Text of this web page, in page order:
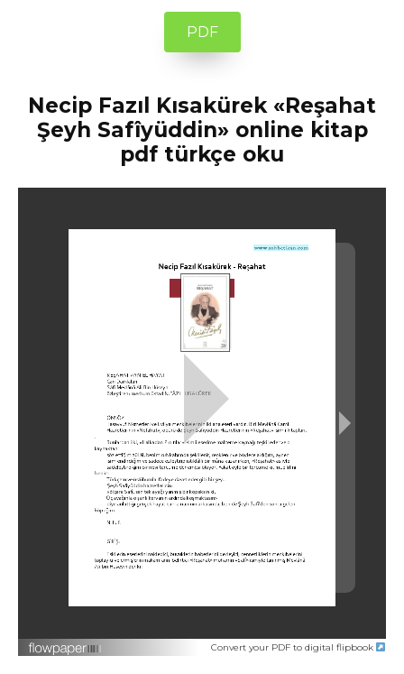
PDF
Necip Fazıl Kısakürek «Reşahat
Şeyh Safîyüddin» online kitap
pdf türkçe oku
Convert your PDF to digital flipbook